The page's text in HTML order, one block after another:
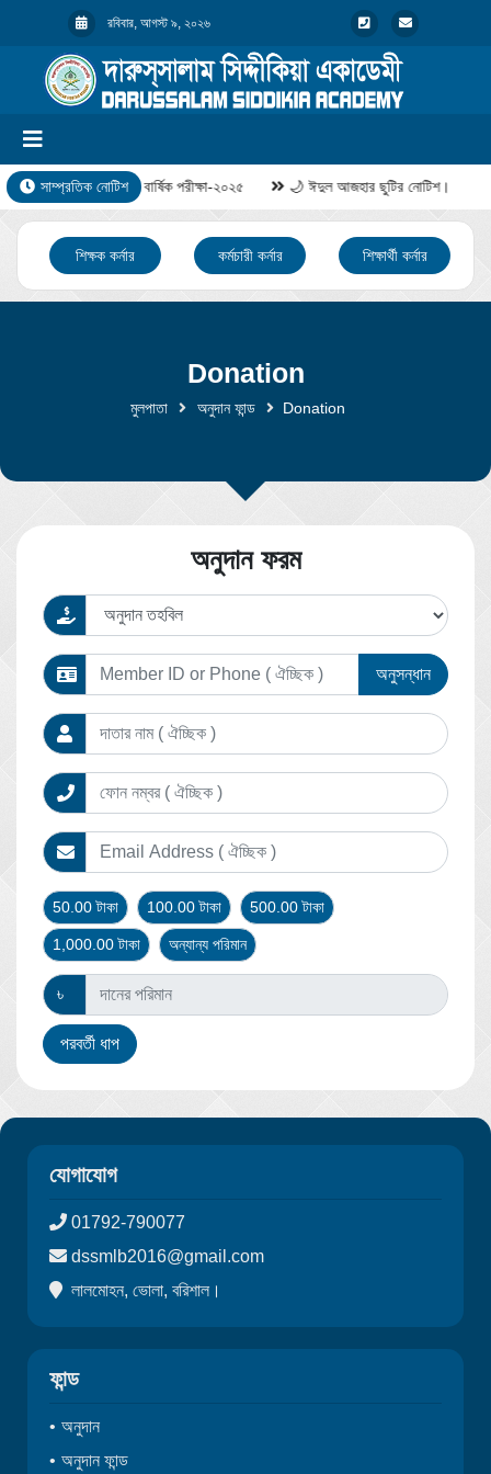
রবিবার, আগস্ট ৯, ২০২৬
সাম্প্রতিক নোটিশ বার্ষিক পরীক্ষা-২০২৫ 🌙 ঈদুল আজহার ছুটির নোটিশ।
শিক্ষক কর্নার কর্মচারী কর্নার শিক্ষার্থী কর্নার
Donation
মুলপাতা অনুদান ফান্ড Donation
অনুদান ফরম
অনুসন্ধান
50.00 টাকা 100.00 টাকা 500.00 টাকা
1,000.00 টাকা অন্যান্য পরিমান
৳
পরবর্তী ধাপ
যোগাযোগ
01792-790077
dssmlb2016@gmail.com
লালমোহন, ভোলা, বরিশাল।
ফান্ড
অনুদান
অনুদান ফান্ড